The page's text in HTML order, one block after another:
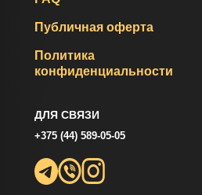
Публичная оферта
Политика
конфиденциальности
ДЛЯ СВЯЗИ
+375 (44) 589-05-05